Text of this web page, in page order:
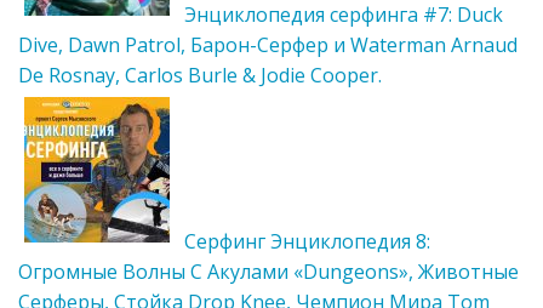
Энциклопедия серфинга #7: Duck
Dive, Dawn Patrol, Барон-Cерфер и Waterman Arnaud
De Rosnay, Carlos Burle & Jodie Cooper.
Cерфинг Энциклопедия 8:
Огромные Волны С Акулами «Dungeons», Животные
Серферы, Стойка Drop Knee, Чемпион Мира Tom